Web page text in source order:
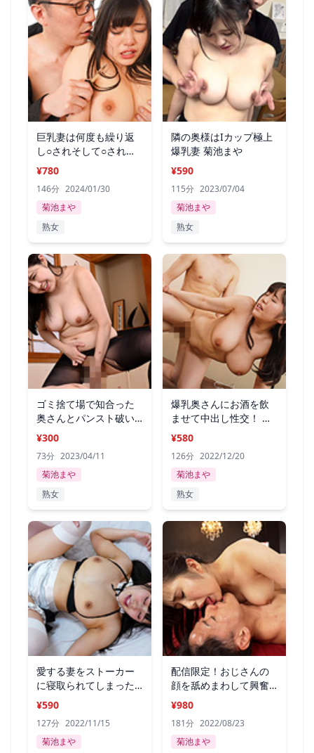
巨乳妻は何度も繰り返
し○されそして○される
菊池まや
¥780
146分 2024/01/30
菊池まや
熟女
隣の奥様はIカップ極上
爆乳妻 菊池まや
¥590
115分 2023/07/04
菊池まや
熟女
ゴミ捨て場で知合った
奥さんとパンスト破い
てハメハメ
¥300
73分 2023/04/11
菊池まや
熟女
爆乳奥さんにお酒を飲
ませて中出し性交！ ま
やさん28歳
¥580
126分 2022/12/20
菊池まや
熟女
愛する妻をストーカー
に寝取られてしまった
菊池まや
¥590
127分 2022/11/15
菊池まや
配信限定！おじさんの
顔を舐めまわして興奮
する女2
¥980
181分 2022/08/23
菊池まや